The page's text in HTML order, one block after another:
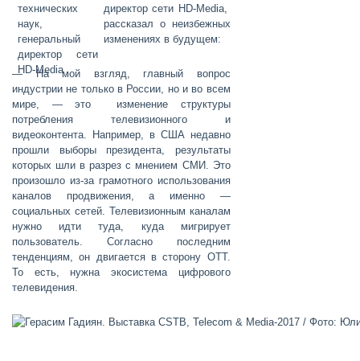
директор сети HD-Media,
рассказал о неизбежных
изменениях в будущем:
— На мой взгляд, главный вопрос
индустрии не только в России, но и во всем
мире, — это изменение структуры
потребления телевизионного и
видеоконтента. Например, в США недавно
прошли выборы президента, результаты
которых шли в разрез с мнением СМИ. Это
произошло из-за грамотного использования
каналов продвижения, а именно —
социальных сетей. Телевизионным каналам
нужно идти туда, куда мигрирует
пользователь. Согласно последним
тенденциям, он двигается в сторону OTT.
То есть, нужна экосистема цифрового
телевидения.